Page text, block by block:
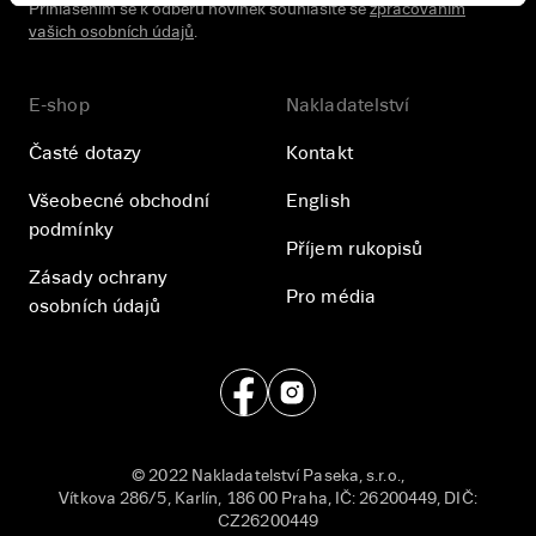
Přihlášením se k odběru novinek souhlasíte sezpracováním
vašich osobních údajů
E-shop
Časté dotazy
Všeobecné obchodní
podmínky
Zásady ochrany
osobních údajů
Nakladatelství
Kontakt
English
Příjem rukopisů
Pro média
© 2022 Nakladatelství Paseka, s.r.o.,
Vítkova 286/5, Karlín, 186 00 Praha, IČ: 26200449, DIČ:
CZ26200449